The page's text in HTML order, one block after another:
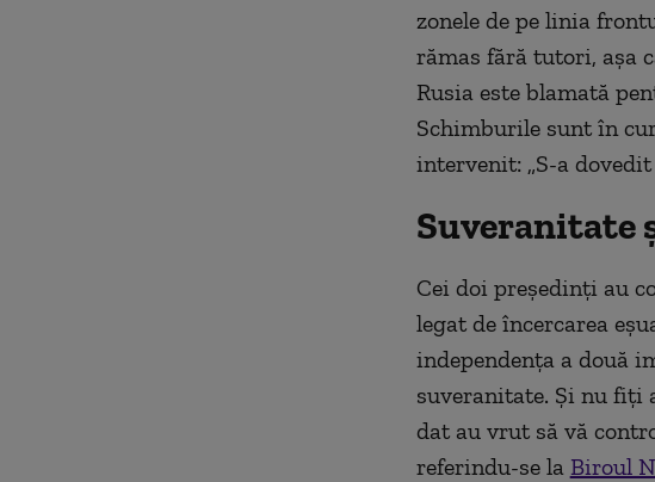
zonele de pe linia
rămas fără tutori, așa
Rusia este blamată
Schimburile sunt în
intervenit: „S-a
Suveranitate
Cei doi președinți au
legat de încercarea
independența a două
suveranitate. Și nu fiți
dat au vrut să vă
referindu-se la Biroul